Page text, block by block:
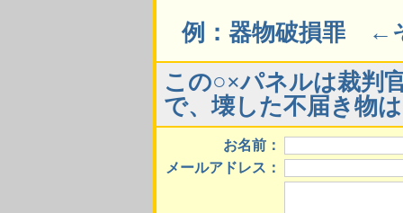
例：器物破損罪 ←
この○×パネルは裁判
で、壊した不届き物
お名前：
メールアドレス：